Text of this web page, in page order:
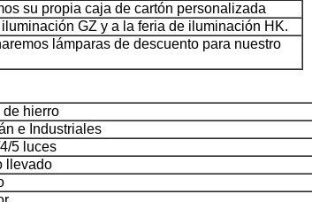
Deja un
su propia caja de cartón personalizada
GZ y a la feria de iluminación HK.
lámparas de descuento para nuestro
de hierro
e Industriales
5 luces
llevado